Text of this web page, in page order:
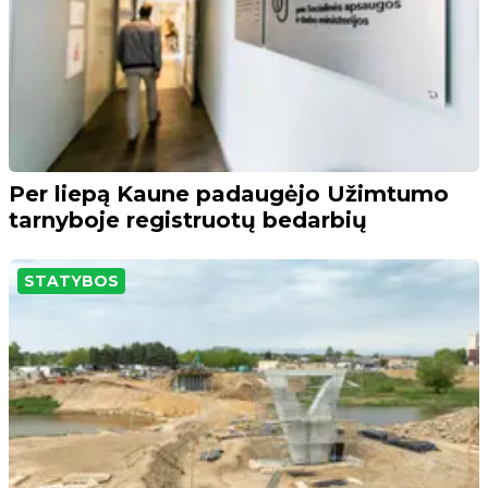
Per liepą Kaune padaugėjo Užimtumo
tarnyboje registruotų bedarbių
STATYBOS